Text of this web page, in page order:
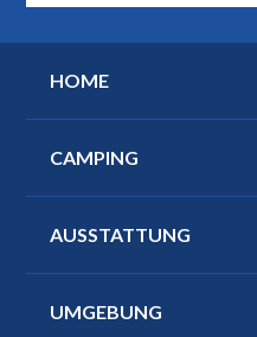
HOME
CAMPING
AUSSTATTUNG
UMGEBUNG